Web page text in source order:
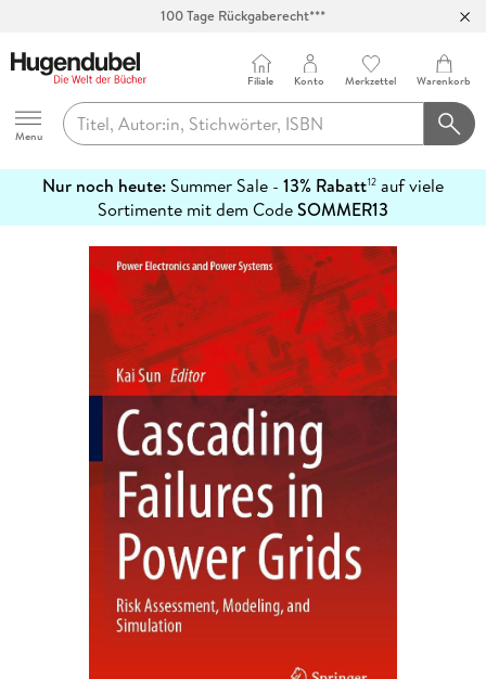
100 Tage Rückgaberecht***
Hugendubel
Menu
Filiale Konto Merkzettel Warenkorb
Nur noch heute: Summer Sale - 13% Rabatt12 auf viele
Sortimente mit dem CodeSOMMER13
erfahren